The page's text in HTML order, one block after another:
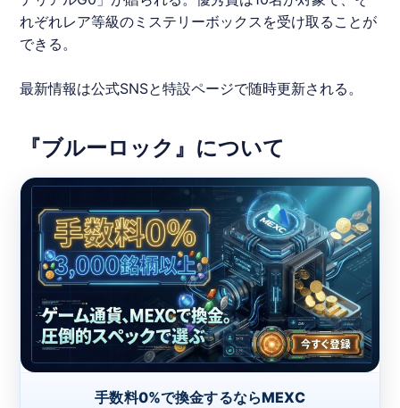
れぞれレア等級のミステリーボックスを受け取ることが
できる。
最新情報は公式SNSと特設ページで随時更新される。
『ブルーロック』について
手数料0%で換金するならMEXC